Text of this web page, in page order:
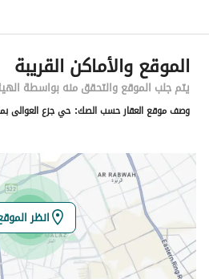
رقم المبنى
6863
الرقم الاضافي
5265
خط العرض
خط الطول
تفاصيل العقار
الموقع والأماكن القريبة
يتم جلب الموقع والتحقق منه بواسطة
وصف موقع العقار حسب الصك: حي جزع العوالى
انظر